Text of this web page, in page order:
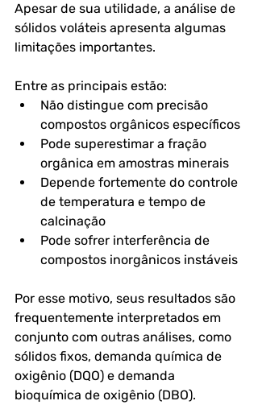
Apesar de sua utilidade, a análise de
sólidos voláteis apresenta algumas
limitações importantes.
Entre as principais estão:
Não distingue com precisão
compostos orgânicos específicos
Pode superestimar a fração
orgânica em amostras minerais
Depende fortemente do controle
de temperatura e tempo de
calcinação
Pode sofrer interferência de
compostos inorgânicos instáveis
Por esse motivo, seus resultados são
frequentemente interpretados em
conjunto com outras análises, como
sólidos fixos, demanda química de
oxigênio (DQO) e demanda
bioquímica de oxigênio (DBO).